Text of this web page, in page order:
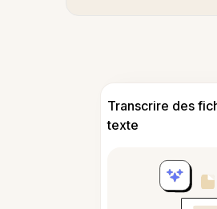
Transcrire des
texte